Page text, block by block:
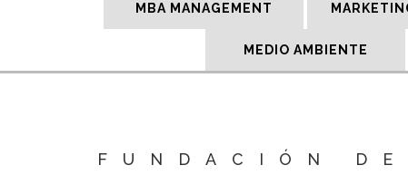
MBA MANAGEMENT
MEDIO AMBIENTE
FUNDACIÓN